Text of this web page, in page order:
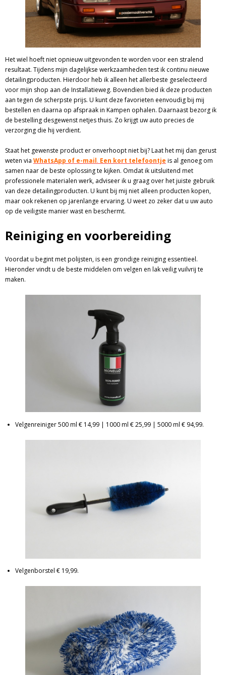
Het wiel hoeft niet opnieuw uitgevonden te worden voor een stralend
resultaat. Tijdens mijn dagelijkse werkzaamheden test ik continu nieuwe
detailingproducten. Hierdoor heb ik alleen het allerbeste geselecteerd
voor mijn shop aan de Installatieweg. Bovendien bied ik deze producten
aan tegen de scherpste prijs. U kunt deze favorieten eenvoudig bij mij
bestellen en daarna op afspraak in Kampen ophalen. Daarnaast bezorg ik
de bestelling desgewenst netjes thuis. Zo krijgt uw auto precies de
verzorging die hij verdient.
Staat het gewenste product er onverhoopt niet bij? Laat het mij dan gerust
weten via WhatsApp of e-mail. Een kort telefoontje is al genoeg om
samen naar de beste oplossing te kijken. Omdat ik uitsluitend met
professionele materialen werk, adviseer ik u graag over het juiste gebruik
van deze detailingproducten. U kunt bij mij niet alleen producten kopen,
maar ook rekenen op jarenlange ervaring. U weet zo zeker dat u uw auto
op de veiligste manier wast en beschermt.
Reiniging en voorbereiding
Voordat u begint met polijsten, is een grondige reiniging essentieel.
Hieronder vindt u de beste middelen om velgen en lak veilig vuilvrij te
maken.
Velgenreiniger 500 ml € 14,99 | 1000 ml € 25,99 | 5000 ml € 94,99.
Velgenborstel € 19,99.